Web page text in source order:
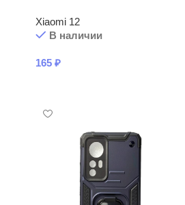
Xiaomi 12
В наличии
165 ₽